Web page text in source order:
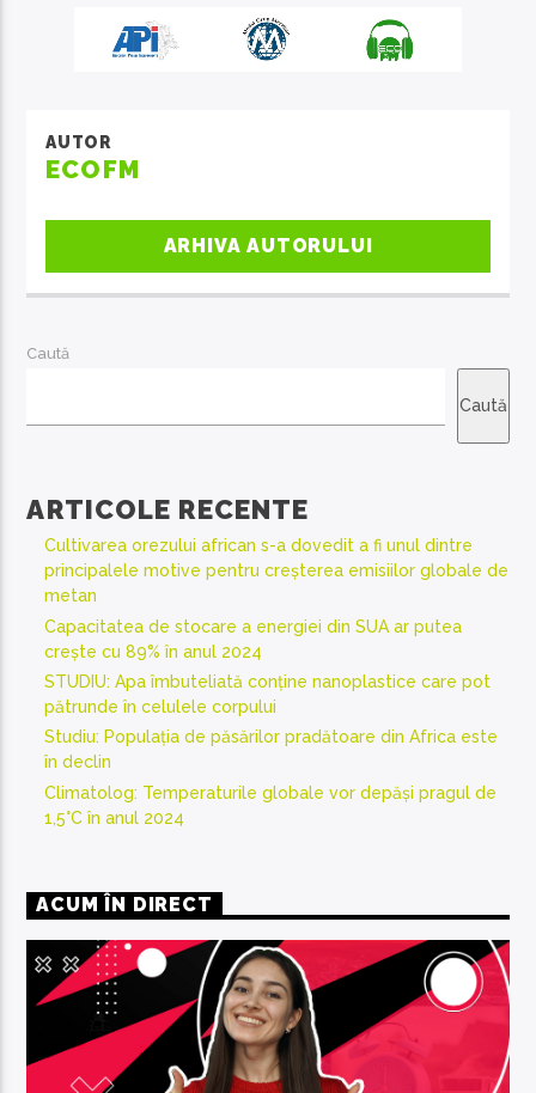
AUTOR
ECOFM
ARHIVA AUTORULUI
Caută
Caută
ARTICOLE RECENTE
Cultivarea orezului african s-a dovedit a fi unul dintre
principalele motive pentru creșterea emisiilor globale de
metan
Capacitatea de stocare a energiei din SUA ar putea
crește cu 89% în anul 2024
STUDIU: Apa îmbuteliată conține nanoplastice care pot
pătrunde în celulele corpului
Studiu: Populația de păsărilor pradătoare din Africa este
în declin
Climatolog: Temperaturile globale vor depăși pragul de
1,5°C în anul 2024
ACUM ÎN DIRECT